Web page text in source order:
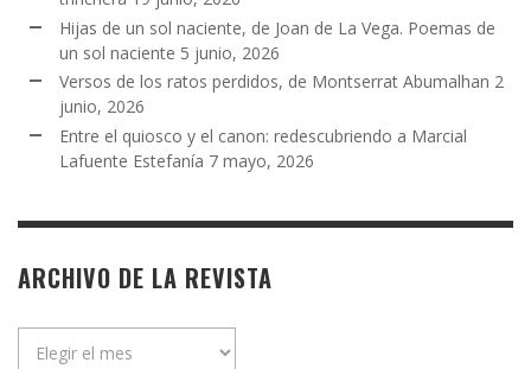
Hijas de un sol naciente, de Joan de La Vega. Poemas de
un sol naciente 5 junio, 2026
Versos de los ratos perdidos, de Montserrat Abumalhan 2
junio, 2026
Entre el quiosco y el canon: redescubriendo a Marcial
Lafuente Estefanía 7 mayo, 2026
ARCHIVO DE LA REVISTA